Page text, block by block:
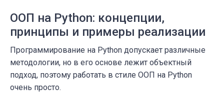
ООП на Python: концепции,
принципы и примеры реализации
Программирование на Python допускает различные
методологии, но в его основе лежит объектный
подход, поэтому работать в стиле ООП на Python
очень просто.